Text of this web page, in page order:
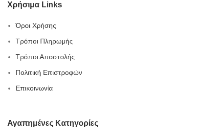
Χρήσιμα Links
Όροι Χρήσης
Τρόποι Πληρωμής
Τρόποι Αποστολής
Πολιτική Επιστροφών
Επικοινωνία
Αγαπημένες Κατηγορίες